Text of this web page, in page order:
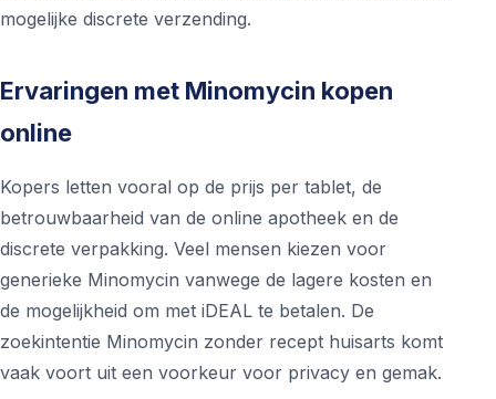
mogelijke discrete verzending.
Ervaringen met Minomycin kopen
online
Kopers letten vooral op de prijs per tablet, de
betrouwbaarheid van de online apotheek en de
discrete verpakking. Veel mensen kiezen voor
generieke Minomycin vanwege de lagere kosten en
de mogelijkheid om met iDEAL te betalen. De
zoekintentie Minomycin zonder recept huisarts komt
vaak voort uit een voorkeur voor privacy en gemak.